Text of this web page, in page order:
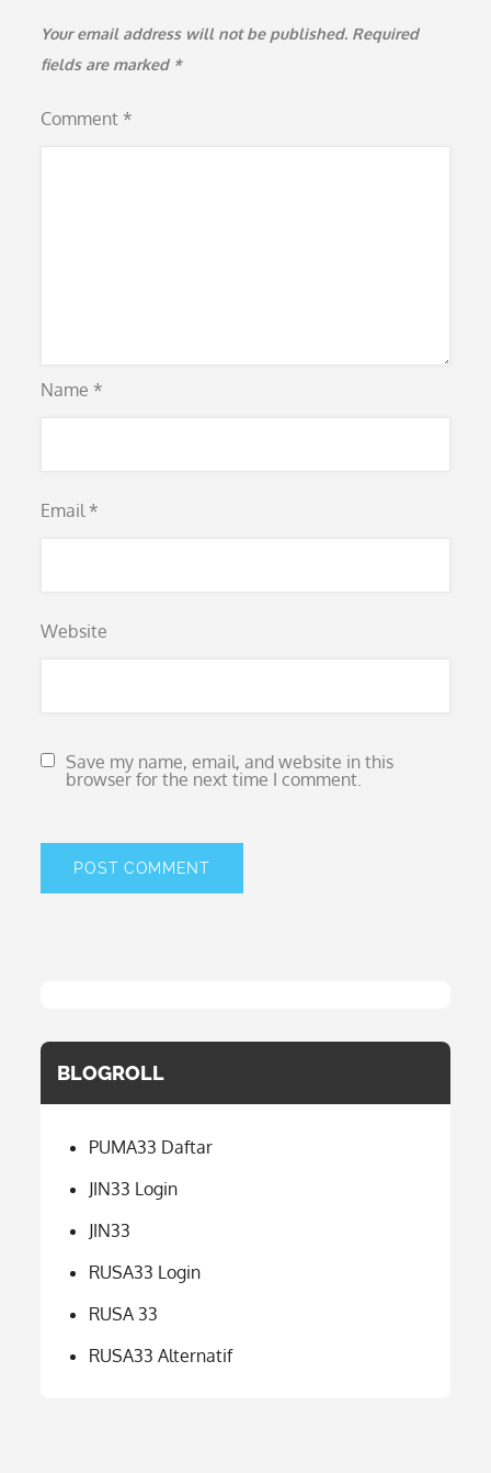
Your email address will not be published. Required
fields are marked *
Comment *
Name *
Email *
Website
Save my name, email, and website in this
browser for the next time I comment.
BLOGROLL
PUMA33 Daftar
JIN33 Login
JIN33
RUSA33 Login
RUSA 33
RUSA33 Alternatif